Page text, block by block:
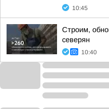
10:45
Строим,
северян
10:40